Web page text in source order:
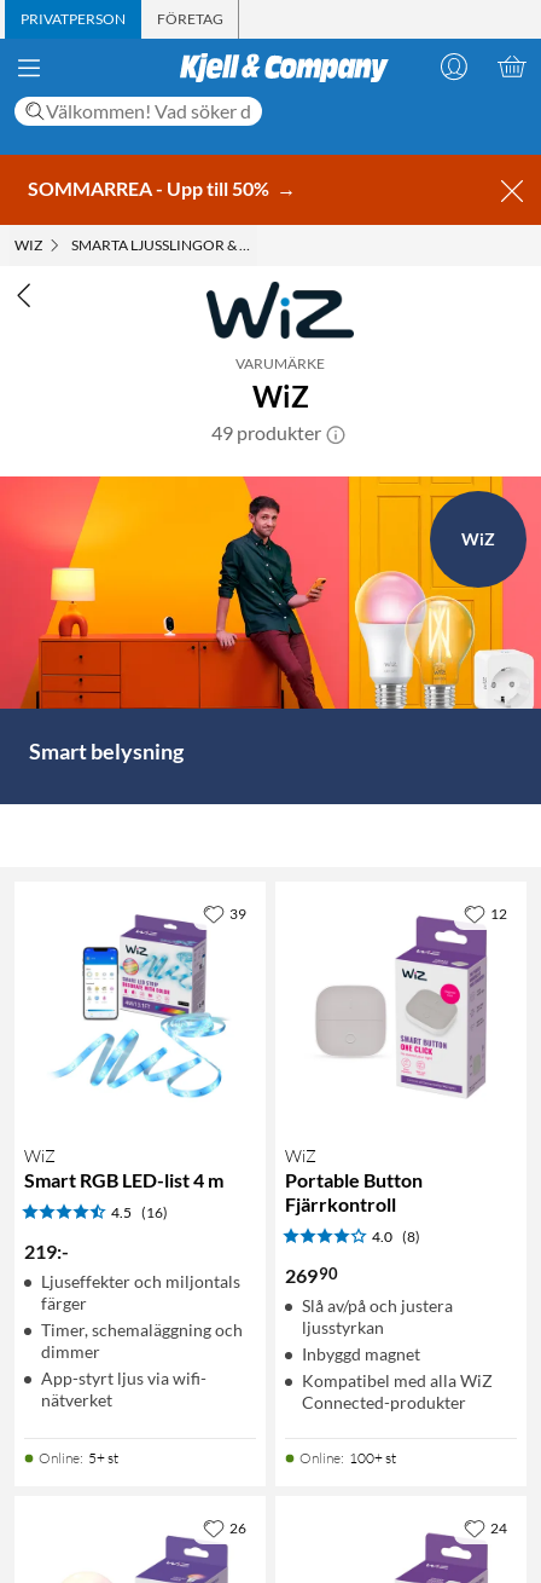
PRIVATPERSON FÖRETAG
SOMMARREA - Upp till 50% →
WIZ SMARTA LJUSSLINGOR & LED-STRIPS
VARUMÄRKE
WiZ
49 produkter
Smart belysning
WiZ
WiZ
Smart RGB LED-list 4 m
4.5 (16)
219:-
Ljuseffekter och miljontals
färger
Timer, schemaläggning och
dimmer
App-styrt ljus via wifi-
nätverket
Online: 5+ st
39
WiZ
Portable Button
Fjärrkontroll
4.0 (8)
26990
Slå av/på och justera
ljusstyrkan
Inbyggd magnet
Kompatibel med alla WiZ
Connected-produkter
Online: 100+ st
12
26 24